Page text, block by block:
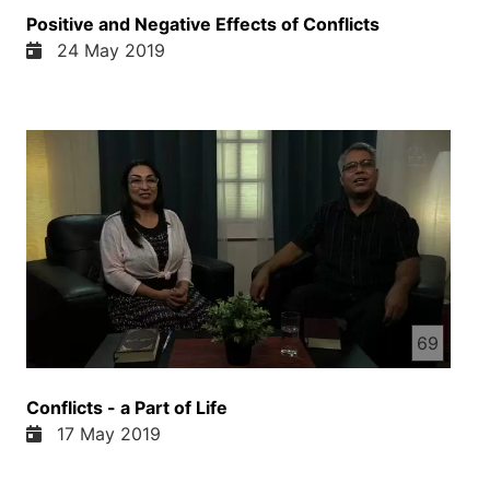
Positive and Negative Effects of Conflicts
24 May 2019
69
Conflicts - a Part of Life
17 May 2019